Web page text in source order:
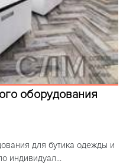
оборудования
для бутика одежды и
индивидуал...